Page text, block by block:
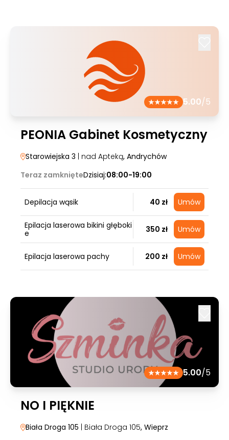
5.00/5
PEONIA Gabinet Kosmetyczny
Starowiejska 3 | nad Apteką, Andrychów
Teraz zamknięteDzisiaj:08:00-19:00
Depilacja wąsik 40 zł Umów
Epilacja laserowa bikini głęboki
e
350 zł Umów
Epilacja laserowa pachy 200 zł Umów
5.00/5
NO I PIĘKNIE
Biała Droga 105 | Biała Droga 105, Wieprz